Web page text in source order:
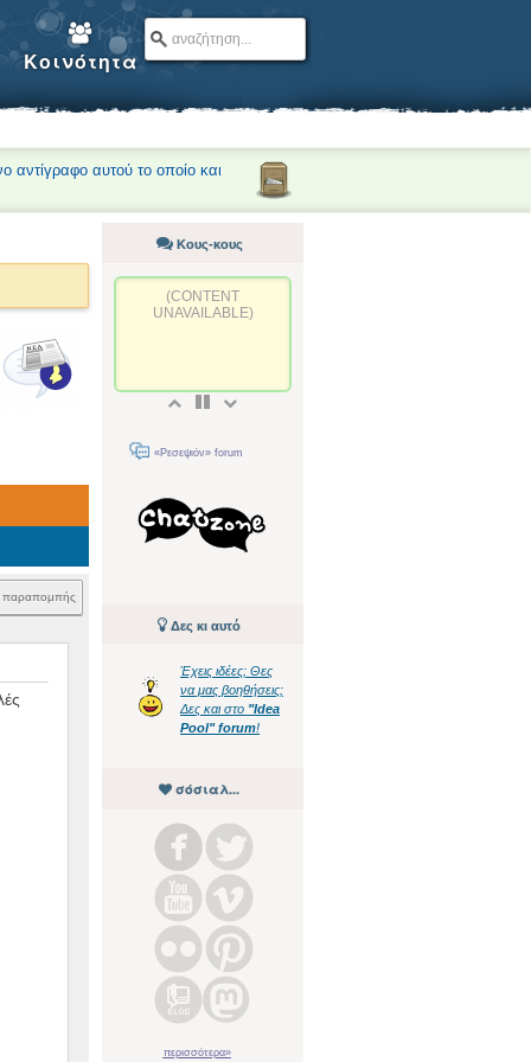
Κοινότητα
αντίγραφο αυτού το οποίο και
παραπομπής
Κους-κους
(CONTENT
UNAVAILABLE)
«Ρεσεψιόν» forum
Δες κι αυτό
Έχεις ιδέες; Θες
να μας βοηθήσεις;
Δες και στο "Idea
Pool" forum!
σόσιαλ...
περισσότερα»